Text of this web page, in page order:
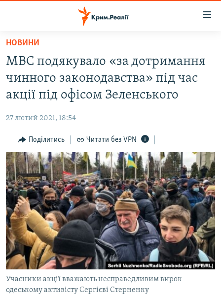
Перейти
основного
матеріалу
Перейти
до
основної
Перейти
до
пошуку
ВОДА.КРИМ
ВІДЕО ТА ФОТО
БЛОГИ
ПОГЛЯД
ІНТЕРВ'Ю
ВСЕ ЗА ДЕНЬ
СПЕЦПРОЕКТИ
ДЕПОРТАЦІЯ
ВІДЕОУРОКИ «ELIFBE»
СВІДЧЕННЯ ОКУПАЦІЇ
УКРАЇНСЬКА ПРОБЛЕМА КРИМУ
ІНФОГРАФІКА
ЯК ОБІЙТИ БЛОКУВАННЯ
Русский
Qırımtatar
ДОЛУЧАЙСЯ!
НОВИНИ
МВС подякувало «за дотримання
чинного законодавства» під час
акції під офісом Зеленського
27 лютий 2021, 18:54
Поділитись Читати без VPN
Учасники акції вважають несправедливим вирок
одеському активісту Сергієві Стерненку